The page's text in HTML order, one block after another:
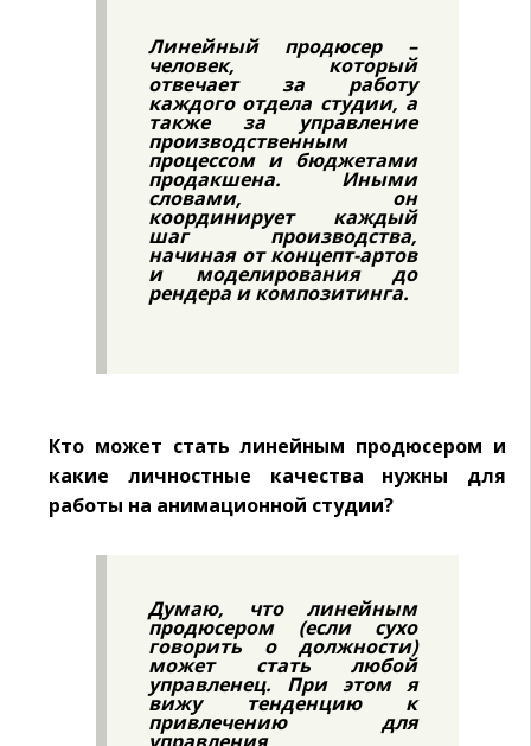
Линейный продюсер –
человек, который
отвечает за работу
каждого отдела студии, а
также за управление
производственным
процессом и бюджетами
продакшена. Иными
словами, он
координирует каждый
шаг производства,
начиная от концепт-артов
и моделирования до
рендера и композитинга.
Кто может стать линейным продюсером и
какие личностные качества нужны для
работы на анимационной студии?
Думаю, что линейным
продюсером (если сухо
говорить о должности)
может стать любой
управленец. При этом я
вижу тенденцию к
привлечению для
управления